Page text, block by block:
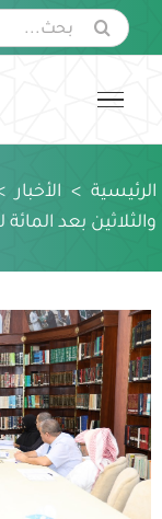
البحث
عن:
الرئيسية > الأخبار
والثلاثين بعد المائة